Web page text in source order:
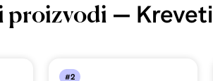
proizvodi — Kreveti
#2